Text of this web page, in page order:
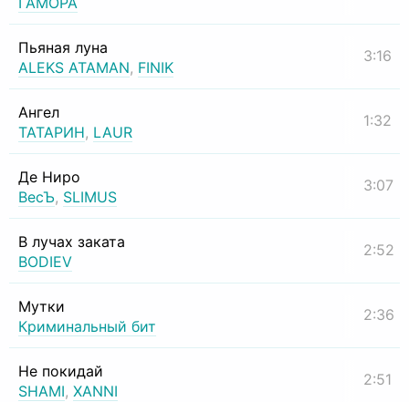
Пьяная луна
ALEKS ATAMAN, FINIK
3:16
Ангел
ТАТАРИН, LAUR
1:32
Де Ниро
ВесЪ, SLIMUS
3:07
В лучах заката
BODIEV
2:52
Мутки
Криминальный бит
2:36
Не покидай
SHAMI, XANNI
2:51